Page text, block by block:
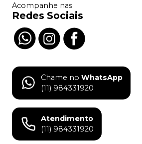
Acompanhe nas
Redes Sociais
Chame no WhatsApp
(11) 984331920
Atendimento
(11) 984331920